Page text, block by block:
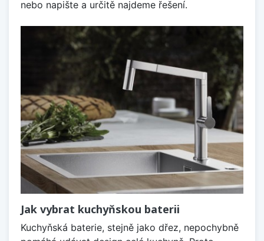
nebo napište a určitě najdeme řešení.
Jak vybrat kuchyňskou baterii
Kuchyňská baterie, stejně jako dřez, nepochybně